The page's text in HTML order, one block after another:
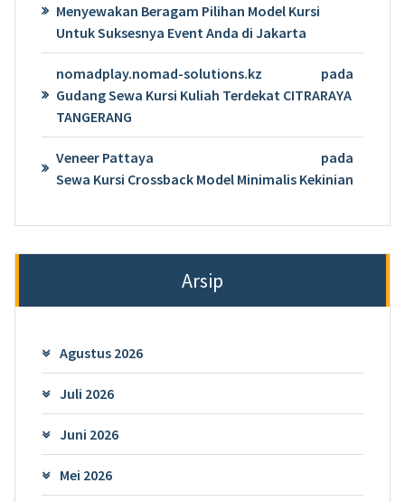
Menyewakan Beragam Pilihan Model Kursi
Untuk Suksesnya Event Anda di Jakarta
nomadplay.nomad-solutions.kz
pada
Gudang Sewa Kursi Kuliah Terdekat CITRARAYA
TANGERANG
Veneer Pattaya
pada
Sewa Kursi Crossback Model Minimalis Kekinian
Arsip
Agustus 2026
Juli 2026
Juni 2026
Mei 2026